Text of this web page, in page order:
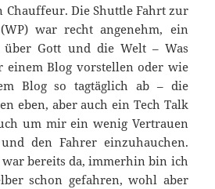
Chauffeur. Die Shuttle Fahrt zur
war recht angenehm, ein
über Gott und die Welt – Was
Blog vorstellen oder wie
Blog so tagtäglich ab – die
eben, aber auch ein Tech Talk
um mir ein wenig Vertrauen
den Fahrer einzuhauchen.
bereits da, immerhin bin ich
schon gefahren, wohl aber